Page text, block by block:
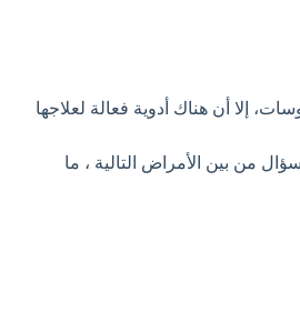
إلا أن هناك أدوية فعالة لعلاجها
من بين الأمراض التالية ، ما